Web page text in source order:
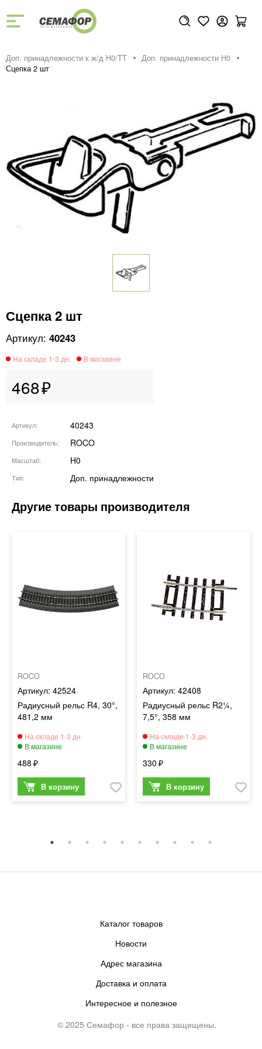
Доп. принадлежности к ж/д H0/ТТ
Доп. принадлежности H0
Сцепка 2 шт
Сцепка 2 шт
40243
468
Артикул 40243
Производитель ROCO
Масштаб H0
Тип Доп. принадлежности
ROCO
42524
Радиусный рельс R4, 30°,
481,2 мм
488
ROCO
42408
Радиусный рельс R2¼,
7,5°, 358 мм
330
Каталог товаров
Новости
Адрес магазина
Доставка и оплата
Интересное и полезное
© 2025 Семафор - все права защищены.